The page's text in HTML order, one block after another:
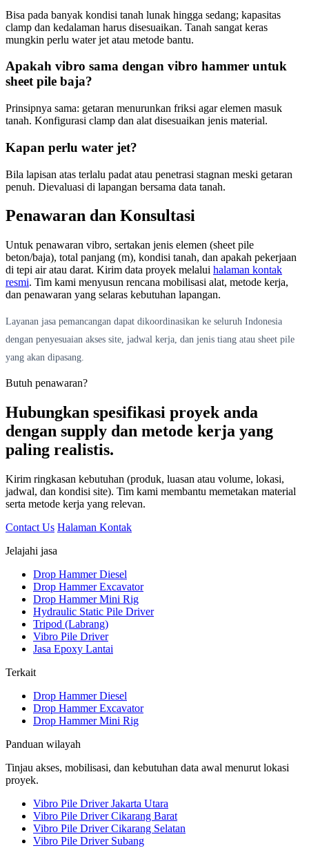
Bisa pada banyak kondisi tanah lunak hingga sedang; kapasitas
clamp dan kedalaman harus disesuaikan. Tanah sangat keras
mungkin perlu water jet atau metode bantu.
Apakah vibro sama dengan vibro hammer untuk
sheet pile baja?
Prinsipnya sama: getaran menurunkan friksi agar elemen masuk
tanah. Konfigurasi clamp dan alat disesuaikan jenis material.
Kapan perlu water jet?
Bila lapisan atas terlalu padat atau penetrasi stagnan meski getaran
penuh. Dievaluasi di lapangan bersama data tanah.
Penawaran dan Konsultasi
Untuk penawaran vibro, sertakan jenis elemen (sheet pile
beton/baja), total panjang (m), kondisi tanah, dan apakah pekerjaan
di tepi air atau darat. Kirim data proyek melalui halaman kontak
resmi. Tim kami menyusun rencana mobilisasi alat, metode kerja,
dan penawaran yang selaras kebutuhan lapangan.
Layanan jasa pemancangan dapat dikoordinasikan ke seluruh Indonesia
dengan penyesuaian akses site, jadwal kerja, dan jenis tiang atau sheet pile
yang akan dipasang.
Butuh penawaran?
Hubungkan spesifikasi proyek anda
dengan supply dan metode kerja yang
paling realistis.
Kirim ringkasan kebutuhan (produk, luasan atau volume, lokasi,
jadwal, dan kondisi site). Tim kami membantu memetakan material
serta metode kerja yang relevan.
Contact Us Halaman Kontak
Jelajahi jasa
Drop Hammer Diesel
Drop Hammer Excavator
Drop Hammer Mini Rig
Hydraulic Static Pile Driver
Tripod (Labrang)
Vibro Pile Driver
Jasa Epoxy Lantai
Terkait
Drop Hammer Diesel
Drop Hammer Excavator
Drop Hammer Mini Rig
Panduan wilayah
Tinjau akses, mobilisasi, dan kebutuhan data awal menurut lokasi
proyek.
Vibro Pile Driver Jakarta Utara
Vibro Pile Driver Cikarang Barat
Vibro Pile Driver Cikarang Selatan
Vibro Pile Driver Subang